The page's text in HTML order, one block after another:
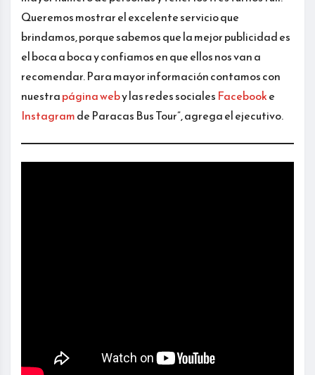
Queremos mostrar el excelente servicio que
brindamos, porque sabemos que la mejor publicidad es
el boca a boca y confiamos en que ellos nos van a
recomendar. Para mayor información contamos con
nuestrapágina weby las redes sociales Facebooke
Instagramde Paracas Bus Tour”, agrega el ejecutivo.